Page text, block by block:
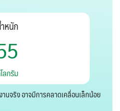
หนัก
ลกรัม
นจริง อาจมีการคลาดเคลื่อนเล็กน้อย